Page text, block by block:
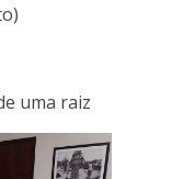
uma raiz